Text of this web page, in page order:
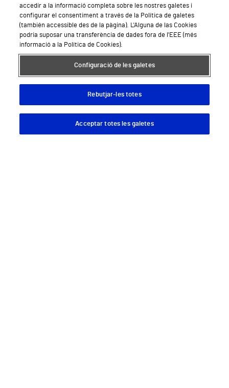
Serveis de salut privada
Segueix-nos
Descargar App
accedir a la informació completa sobre les nostres galetes i
configurar el consentiment a través de la Política de galetes
(también accessible des de la pàgina). L'Alguna de las Cookies
podria suposar una transferència de dades fora de l'EEE (més
informació a la Política de Cookies).
Configuració de les galetes
Rebutjar-les totes
Acceptar totes les galetes